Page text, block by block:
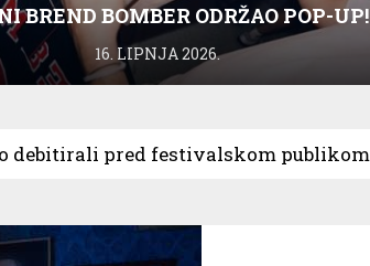
BREND BOMBER ODRŽAO POP-UP!
16. LIPNJA 2026.
debitirali pred festivalskom publikom